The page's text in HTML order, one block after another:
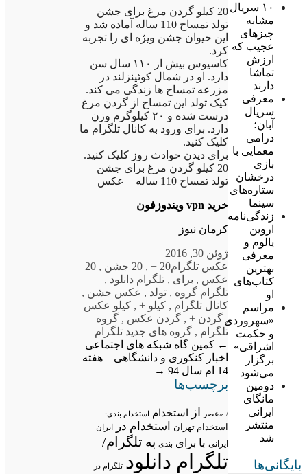
۱۰ سریال
مشابه
چیزهای
عجیب که
ارزش
تماشا
دارند
معرفی
سریال
آبان؛
درامی
معمایی با
بازی
درخشان
ستاره‌های
سینما
زندگی‌نامه
اروین
یالوم و
معرفی
بهترین
کتاب‌های
او
مراسم
«سهروردی
و حکمت
اشراقی»
برگزار
می‌شود
دومین
مانگای
ایرانی
منتشر
شد
بایگانی‌ها
20 کیلو گردن مرغ برای جشن
تولد تمساح 110 ساله آماده شد و
این حیوان جشن ویژه ای را تجربه
کرد.
کاسیوس بیش از ۱۱۰ سال سن
دارد. او در شمال کوئینزلند در
مزرعه تمساح ها زندگی می کند.
کیک تولد این تمساح از گردن مرغ
درست شده و ۲۰ کیلوگرم وزن
دارد. برای ورود به کانال تلگرام ما
کلیک کنید.
برای دیدن حوادث روز کلیک کنید.
20 کیلو گردن مرغ برای جشن
تولد تمساح 110 ساله + عکس
خرید vpn ویندوزفون
کرمان نیوز
ژوئن 30, 2016
عکس تلگرام20 +
, 20 جشن ,
20
عکس , برای , تلگرام دانلود ,
تلگرام گروه , تولد , عکس جشن ,
کانال تلگرام , کیلو +, کیلو عکس
, گردن +, گردن عکس , گروه
تلگرام , گروه های جدید تلگرام
← کمین گاه شبکه های اجتماعی
اخبار کنکوری و دانشگاهی – هفته
14 ام سال 94
→
برچسب‌ها
/ «عصر از استخدام استخدام بندی:
استخدام تهران استخدام در ایران
ایرانی با برای بندی به تلگرام/
تلگرام دانلود تلگرام در